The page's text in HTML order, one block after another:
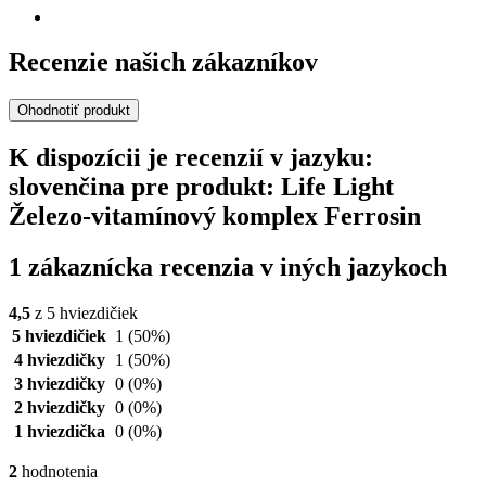
Recenzie našich zákazníkov
Ohodnotiť produkt
K dispozícii je recenzií v jazyku:
slovenčina pre produkt: Life Light
Železo-vitamínový komplex Ferrosin
1 zákaznícka recenzia v iných jazykoch
4,5 z 5 hviezdičiek
5 hviezdičiek 1 (50%)
4 hviezdičky
1 (50%)
3 hviezdičky 0 (0%)
2 hviezdičky 0 (0%)
1 hviezdička 0 (0%)
2 hodnotenia